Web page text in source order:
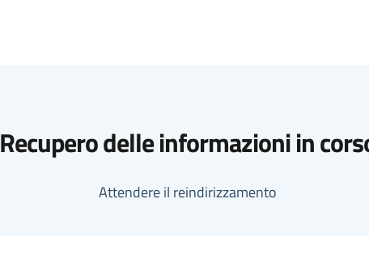
Recupero delle informazioni in
Attendere il reindirizzamento